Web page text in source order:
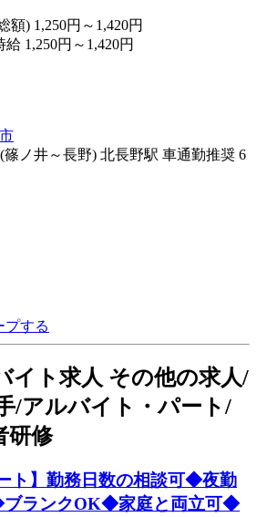
額) 1,250円～1,420円
給 1,250円～1,420円
篠ノ井～長野) 北長野駅 車通勤推奨 6
プする
イト求人 その他の求人/
/アルバイト・パート/
研修
ト】勤務日数の相談可◆夜勤
ランクOK◆家庭と両立可◆